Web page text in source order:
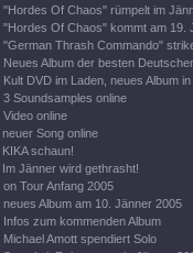
"Hordes Of Chaos" rümpelt im
"Hordes Of Chaos" kommt am 19.
"German Thrash Commando"
Neues Album der besten
Kult DVD im Laden, neues Album in
3 Soundsamples online
Video online
neuer Song online
KIKA schaun!
Im Jänner wird gethrasht!
on Tour Anfang 2005
neues Album am 10. Jänner 2005
Infos zum kommenden Album
Michael Amott spendiert Solo